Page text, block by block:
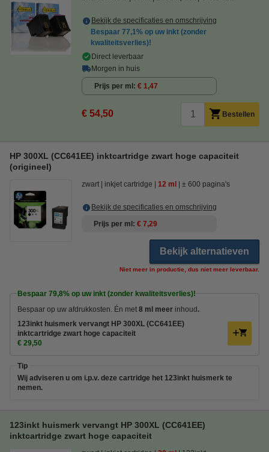
Bekijk de specificaties en omschrijving
Bespaar 77,1% op uw inkt (zonder
kwaliteitsverlies)!
Direct leverbaar
Morgen in huis
Prijs per ml € 1,47
€ 54,50 Bestellen
HP 300XL (CC641EE) inktcartridge zwart hoge capaciteit
(origineel)
zwart inkjet cartridge 12 ml ± 600 pagina's
Bekijk de specificaties en omschrijving
Prijs per ml
€ 7,29
Bekijk alternatieven
Niet meer in productie, dus niet meer leverbaar.
Bespaar 79,8% op uw inkt (zonder kwaliteitsverlies)!
Bespaar op uw afdrukkosten. Én met 8 ml meer inhoud .
123inkt huismerk vervangt HP 300XL (CC641EE)
inktcartridge zwart hoge capaciteit
€ 29,50
Tip
Wij adviseren u om i.p.v. deze cartridge het 123inkt huismerk te
nemen.
123inkt huismerk vervangt HP 300XL (CC641EE)
inktcartridge zwart hoge capaciteit